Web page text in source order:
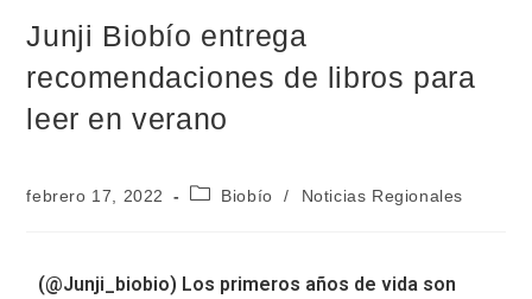
Junji Biobío entrega
recomendaciones de libros para
leer en verano
febrero 17, 2022 Biobío / Noticias Regionales
(@Junji_biobio) Los primeros años de vida son